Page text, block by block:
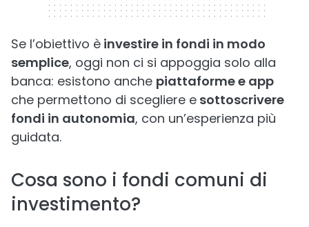
Se l’obiettivo è investire in fondi in modo
semplice, oggi non ci si appoggia solo alla
banca: esistono anche piattaforme e app
che permettono di scegliere e sottoscrivere
fondi in autonomia, con un’esperienza più
guidata.
Cosa sono i fondi comuni di
investimento?